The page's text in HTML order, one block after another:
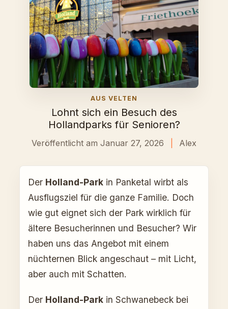
AUS VELTEN
Lohnt sich ein Besuch des
Hollandparks für Senioren?
Veröffentlicht am Januar 27, 2026 Alex
Der Holland-Park in Panketal wirbt als
Ausflugsziel für die ganze Familie. Doch
wie gut eignet sich der Park wirklich für
ältere Besucherinnen und Besucher? Wir
haben uns das Angebot mit einem
nüchternen Blick angeschaut – mit Licht,
aber auch mit Schatten.
Der Holland-Park in Schwanebeck bei